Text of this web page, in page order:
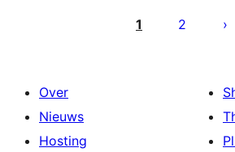
paginering
1 2
Over
Nieuws
Hosting